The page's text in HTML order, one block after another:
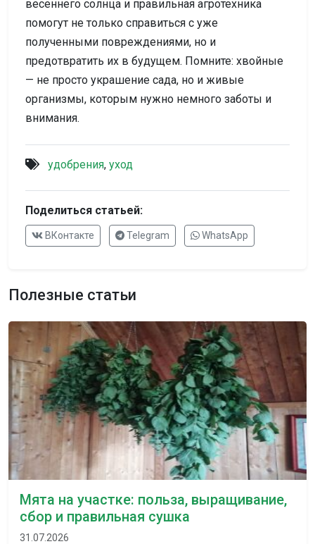
весеннего солнца и правильная агротехника
помогут не только справиться с уже
полученными повреждениями, но и
предотвратить их в будущем. Помните: хвойные
— не просто украшение сада, но и живые
организмы, которым нужно немного заботы и
внимания.
удобрения, уход
Поделиться статьей:
ВКонтакте Telegram WhatsApp
Полезные статьи
Мята на участке: польза, выращивание,
сбор и правильная сушка
31.07.2026